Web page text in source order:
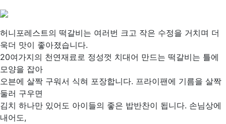
허니포레스트의 떡갈비는 여러번 크고 작은 수정을 거치며 더
욱더 맛이 좋아졌습니다.
20여가지의 천연재료로 정성껏 치대어 만드는 떡갈비는 틀에
모양을 잡아
오븐에 살짝 구워서 식혀 포장합니다. 프라이팬에 기름을 살짝
둘러 구우면
김치 하나만 있어도 아이들의 좋은 밥반찬이 됩니다. 손님상에
내어도,